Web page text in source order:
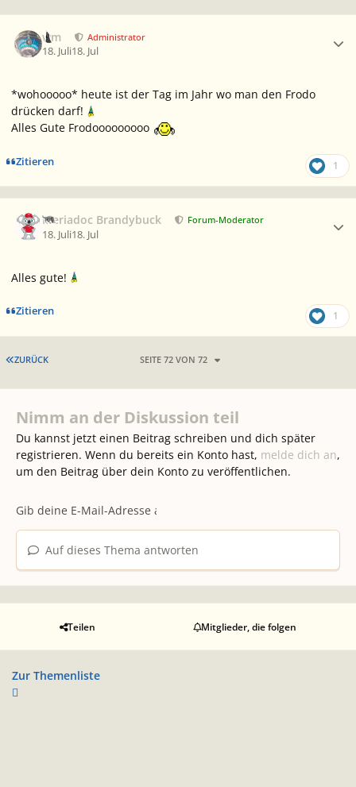
wm Administrator
18. Juli18. Jul
*wohooooo* heute ist der Tag im Jahr wo man den Frodo
drücken darf!
Alles Gute Frodooooooooo
Zitieren 1
Meriadoc Brandybuck Forum-Moderator
18. Juli18. Jul
Alles gute!
Zitieren 1
ERSTE SEITE
ZURÜCK SEITE 72 VON 72
Nimm an der Diskussion teil
Du kannst jetzt einen Beitrag schreiben und dich später
registrieren. Wenn du bereits ein Konto hast, melde dich an,
um den Beitrag über dein Konto zu veröffentlichen.
Auf dieses Thema antworten
Teilen Mitglieder, die folgen
Zur Themenliste